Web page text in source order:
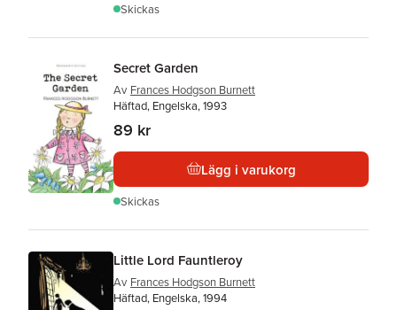
Skickas
Secret Garden
Av Frances Hodgson Burnett
Häftad, Engelska, 1993
89 kr
Lägg i varukorg
Skickas
Little Lord Fauntleroy
Av Frances Hodgson Burnett
Häftad, Engelska, 1994